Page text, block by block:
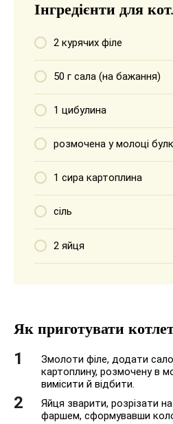
Інгредієнти для
2 курячих філе
50 г сала (на бажання)
1 цибулина
розмочена у молоці
1 сира картоплина
сіль
2 яйця
Як приготувати
Змолоти філе, додати
картоплину, розмочену в
вимісити й відбити.
Яйця зварити, розрізати
фаршем, сформувавши